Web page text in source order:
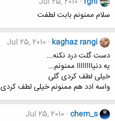
سلام ممنونم بابت لطفت
kaghaz rangi
Jul 25, 2010
دست گلت درد نکنه...
یه دنیاااااااا ممنونم...
خیلی لطف کردی گلی
واسه ادد هم ممنونم خیلی لطف کردی
chem_s
Jul 25, 2010